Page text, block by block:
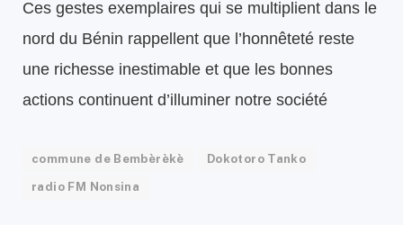
Ces gestes exemplaires qui se multiplient dans le
nord du Bénin rappellent que l’honnêteté reste
une richesse inestimable et que les bonnes
actions continuent d’illuminer notre société
commune de Bembèrèkè Dokotoro Tanko
radio FM Nonsina